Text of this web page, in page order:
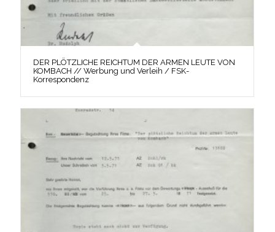
DER PLÖTZLICHE REICHTUM DER ARMEN LEUTE VON
KOMBACH // Werbung und Verleih / FSK-
Korrespondenz